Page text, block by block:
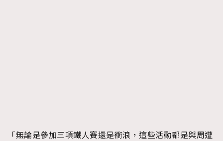
「無論是參加三項鐵人賽還是衝浪，這些活動都是與周遭